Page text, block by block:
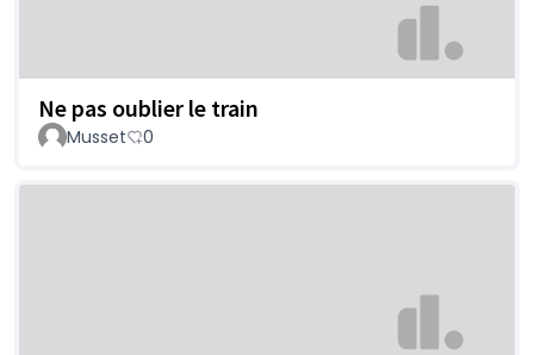
Ne pas oublier le train
Musset 0